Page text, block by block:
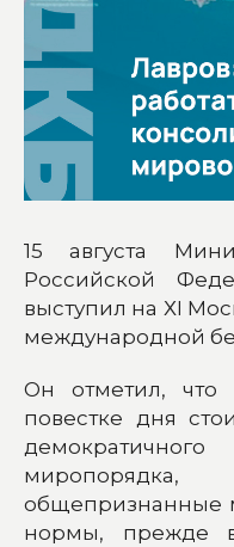
15 августа
Российской
выступил на ХI
международной
Он отметил, что
повестке дня
общепризнанные
нормы, прежде